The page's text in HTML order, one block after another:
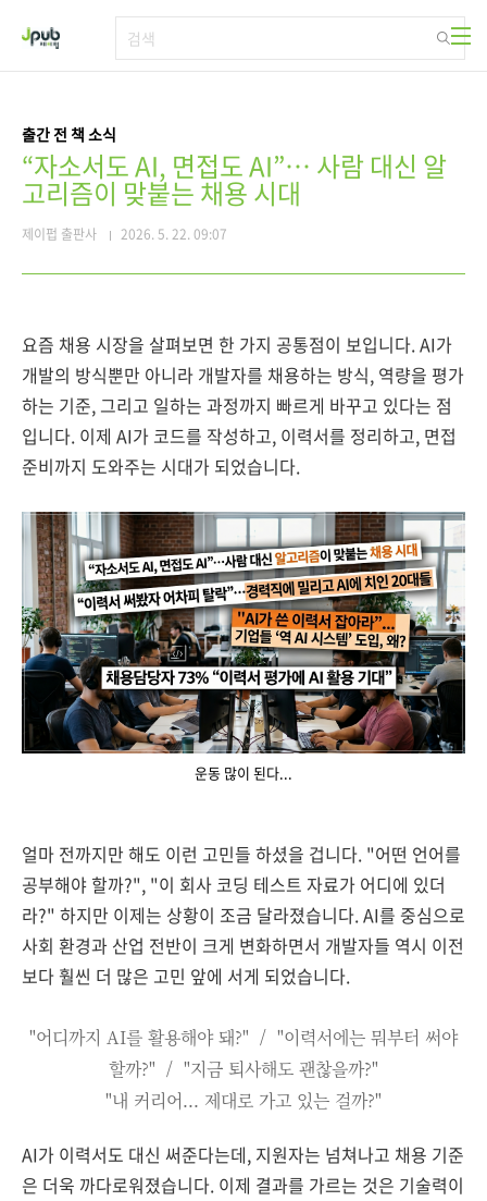
출간 전 책 소식
“자소서도 AI, 면접도 AI”… 사람 대신 알
고리즘이 맞붙는 채용 시대
제이펍 출판사 2026. 5. 22. 09:07
요즘 채용 시장을 살펴보면 한 가지 공통점이 보입니다. AI가
개발의 방식뿐만 아니라 개발자를 채용하는 방식, 역량을 평가
하는 기준, 그리고 일하는 과정까지 빠르게 바꾸고 있다는 점
입니다. 이제 AI가 코드를 작성하고, 이력서를 정리하고, 면접
준비까지 도와주는 시대가 되었습니다.
운동 많이 된다...
얼마 전까지만 해도 이런 고민들 하셨을 겁니다. "어떤 언어를
공부해야 할까?", "이 회사 코딩 테스트 자료가 어디에 있더
라?" 하지만 이제는 상황이 조금 달라졌습니다. AI를 중심으로
사회 환경과 산업 전반이 크게 변화하면서 개발자들 역시 이전
보다 훨씬 더 많은 고민 앞에 서게 되었습니다.
"어디까지 AI를 활용해야 돼?" / "이력서에는 뭐부터 써야
할까?" / "지금 퇴사해도 괜찮을까?"
"내 커리어... 제대로 가고 있는 걸까?"
AI가 이력서도 대신 써준다는데, 지원자는 넘쳐나고 채용 기준
은 더욱 까다로워졌습니다. 이제 결과를 가르는 것은 기술력이